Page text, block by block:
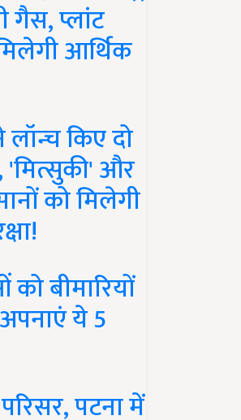
गैस, प्लांट
आर्थिक
किए दो
'मित्सुकी' और
को मिलेगी
बीमारियों
ये 5
पटना में